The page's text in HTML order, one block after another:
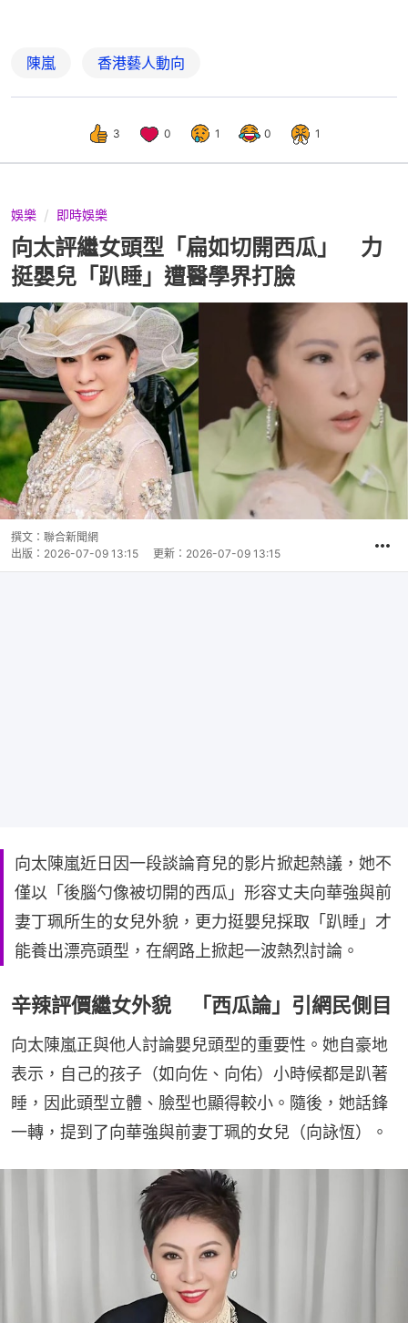
陳嵐 香港藝人動向
3 0 1 0 1
娛樂 即時娛樂
向太評繼女頭型「扁如切開西瓜」 力
挺嬰兒「趴睡」遭醫學界打臉
撰文： 聯合新聞網
出版： 2026-07-09 13:15 更新： 2026-07-09 13:15
向太陳嵐近日因一段談論育兒的影片掀起熱議，她不
僅以「後腦勺像被切開的西瓜」形容丈夫向華強與前
妻丁珮所生的女兒外貌，更力挺嬰兒採取「趴睡」才
能養出漂亮頭型，在網路上掀起一波熱烈討論。
辛辣評價繼女外貌 「西瓜論」引網民側目
向太陳嵐正與他人討論嬰兒頭型的重要性。她自豪地
表示，自己的孩子（如向佐、向佑）小時候都是趴著
睡，因此頭型立體、臉型也顯得較小。隨後，她話鋒
一轉，提到了向華強與前妻丁珮的女兒（向詠恆）。